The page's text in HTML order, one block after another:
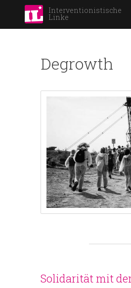
Interventionistische
Linke
Degrowth
Solidarität mit